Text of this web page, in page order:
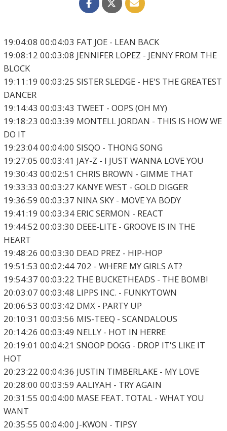
19:04:08 00:04:03 FAT JOE - LEAN BACK
19:08:12 00:03:08 JENNIFER LOPEZ - JENNY FROM THE
BLOCK
19:11:19 00:03:25 SISTER SLEDGE - HE'S THE GREATEST
DANCER
19:14:43 00:03:43 TWEET - OOPS (OH MY)
19:18:23 00:03:39 MONTELL JORDAN - THIS IS HOW WE
DO IT
19:23:04 00:04:00 SISQO - THONG SONG
19:27:05 00:03:41 JAY-Z - I JUST WANNA LOVE YOU
19:30:43 00:02:51 CHRIS BROWN - GIMME THAT
19:33:33 00:03:27 KANYE WEST - GOLD DIGGER
19:36:59 00:03:37 NINA SKY - MOVE YA BODY
19:41:19 00:03:34 ERIC SERMON - REACT
19:44:52 00:03:30 DEEE-LITE - GROOVE IS IN THE
HEART
19:48:26 00:03:30 DEAD PREZ - HIP-HOP
19:51:53 00:02:44 702 - WHERE MY GIRLS AT?
19:54:37 00:03:22 THE BUCKETHEADS - THE BOMB!
20:03:07 00:03:48 LIPPS INC. - FUNKYTOWN
20:06:53 00:03:42 DMX - PARTY UP
20:10:31 00:03:56 MIS-TEEQ - SCANDALOUS
20:14:26 00:03:49 NELLY - HOT IN HERRE
20:19:01 00:04:21 SNOOP DOGG - DROP IT'S LIKE IT
HOT
20:23:22 00:04:36 JUSTIN TIMBERLAKE - MY LOVE
20:28:00 00:03:59 AALIYAH - TRY AGAIN
20:31:55 00:04:00 MASE FEAT. TOTAL - WHAT YOU
WANT
20:35:55 00:04:00 J-KWON - TIPSY